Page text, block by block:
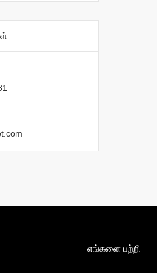
அனைத்து வயது
எங்களை பற்றி